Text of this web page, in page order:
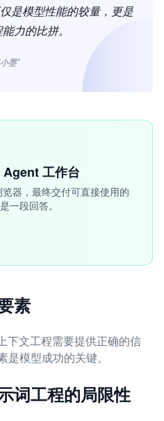
是模型性能的较量，更是
力的比拼。
小墨”
工作台
器，最终交付可直接使用的
一段回答。
素
下文工程需要提供正确的信
模型成功的关键。
词工程的局限性